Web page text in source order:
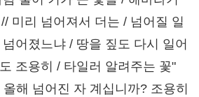
미리 넘어져서 더는 / 넘어질 일
어졌느냐 / 땅을 짚도 다시 일어
조용히 / 타일러 알려주는 꽃"
해 넘어진 자 계십니까? 조용히